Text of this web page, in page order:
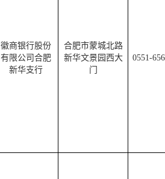
徽商银行股份
有限公司合肥
新华支行
合肥市蒙城北路
新华文景园西大
门
0551-